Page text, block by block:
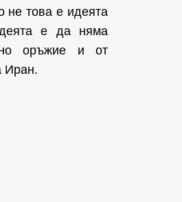
не това е идеята
е да няма
оръжие и от
Иран.